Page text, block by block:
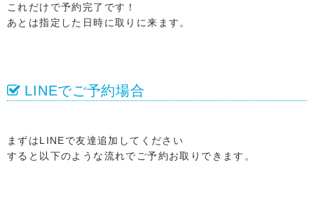
これだけで予約完了です！
あとは指定した日時に取りに来ます。
LINEでご予約場合
まずはLINEで友達追加してください
すると以下のような流れでご予約お取りできます。